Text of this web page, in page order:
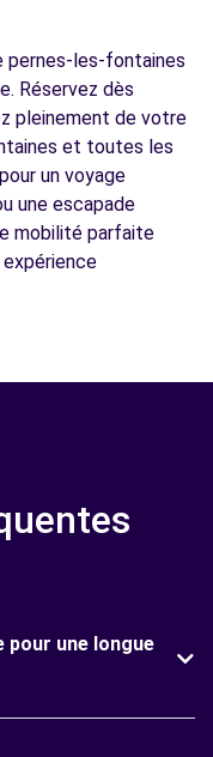
pernes-les-fontaines
Réservez dès
pleinement de votre
et toutes les
un voyage
une escapade
mobilité parfaite
pour une longue